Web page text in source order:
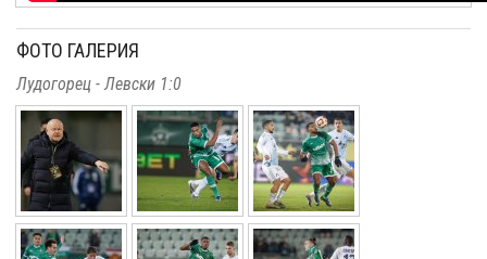
ФОТО ГАЛЕРИЯ
Лудогорец - Левски 1:0